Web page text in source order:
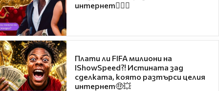
интернет❤️‍🔥🔥
Плати ли FIFA милиони на
IShowSpeed?! Истината зад
сделката, която разтърси целия
интернет🤑💥